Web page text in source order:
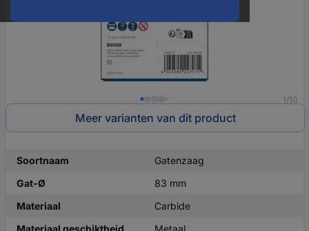
1/10
Meer varianten van dit product
Soortnaam
Gatenzaag
Gat-Ø
83 mm
Materiaal
Carbide
Materiaal geschiktheid
Metaal